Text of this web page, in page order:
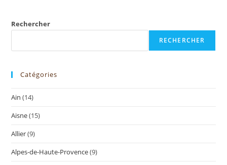
Rechercher
RECHERCHER
Catégories
Ain (14)
Aisne(15)
Allier(9)
Alpes-de-Haute-Provence(9)